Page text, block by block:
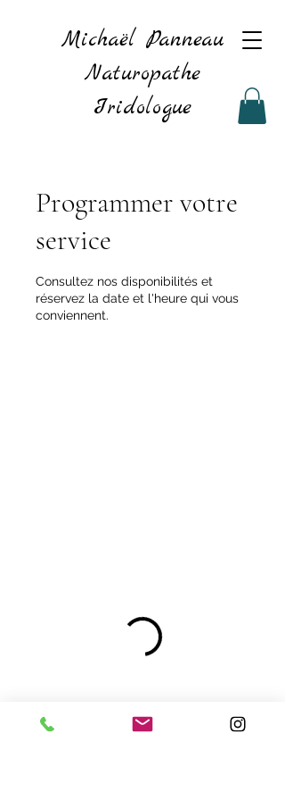
Michaël Panneau
Naturopathe
Iridologue
Programmer votre
service
Consultez nos disponibilités et
réservez la date et l'heure qui vous
conviennent.